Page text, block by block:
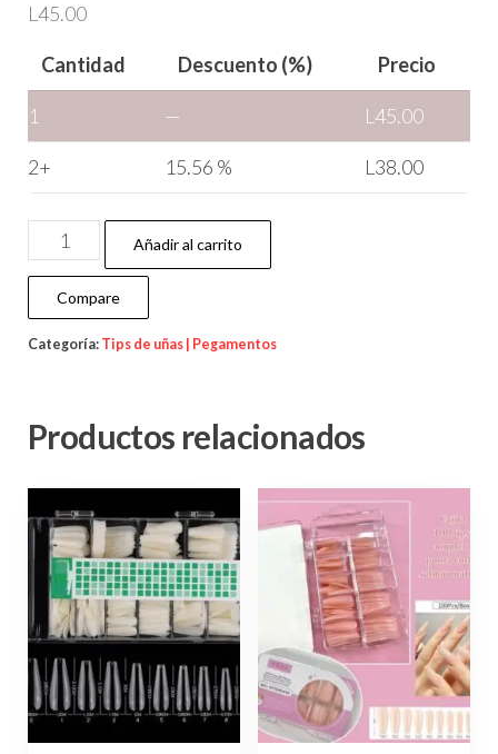
L 45.00
Cantidad Descuento (%) Precio
1 — L 45.00
2+ 15.56 % L 38.00
Añadir al carrito
Compare
Categoría: Tips de uñas | Pegamentos
Productos relacionados